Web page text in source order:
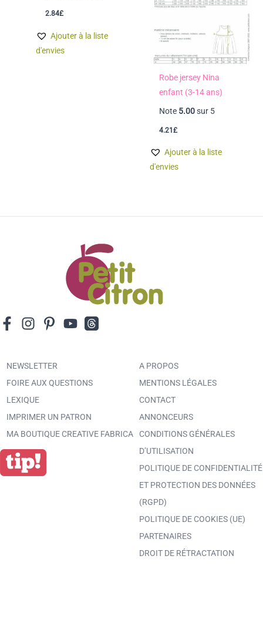
2.84£
Ajouter à la liste
d'envies
Robe jersey Nina
enfant (3-14 ans)
Note 5.00sur 5
4.21£
Ajouter à la liste
d'envies
NEWSLETTER
FOIRE AUX QUESTIONS
LEXIQUE
IMPRIMER UN PATRON
MA BOUTIQUE CREATIVE FABRICA
A PROPOS
MENTIONS LÉGALES
CONTACT
ANNONCEURS
CONDITIONS GÉNÉRALES
D’UTILISATION
POLITIQUE DE CONFIDENTIALITÉ
ET PROTECTION DES DONNÉES
(RGPD)
POLITIQUE DE COOKIES (UE)
PARTENAIRES
DROIT DE RÉTRACTATION